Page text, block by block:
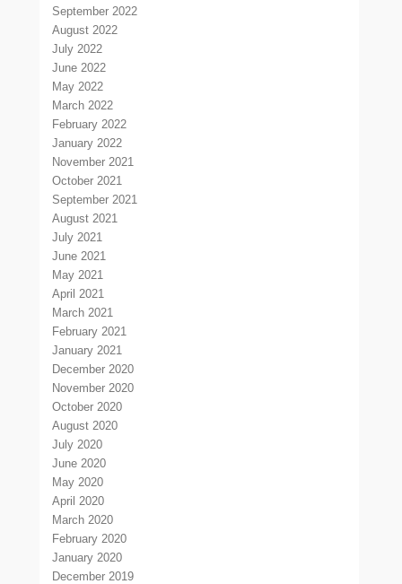
September 2022
August 2022
July 2022
June 2022
May 2022
March 2022
February 2022
January 2022
November 2021
October 2021
September 2021
August 2021
July 2021
June 2021
May 2021
April 2021
March 2021
February 2021
January 2021
December 2020
November 2020
October 2020
August 2020
July 2020
June 2020
May 2020
April 2020
March 2020
February 2020
January 2020
December 2019